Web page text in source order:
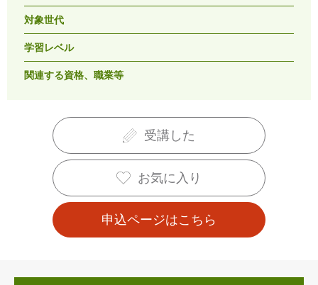
対象世代
学習レベル
関連する資格、職業等
受講した
お気に入り
申込ページはこちら